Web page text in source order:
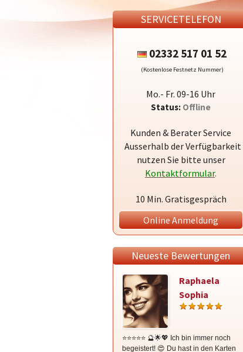
SERVICETELEFON
02332 517 01 52
(Kostenlose Festnetz Nummer)
Mo.- Fr. 09-16 Uhr
Status: Offline
Kunden & Berater Service
Ausserhalb der Verfügbarkeit
nutzen Sie bitte unser
Kontaktformular.
10 Min. Gratisgespräch
Online Anmeldung
Neueste Bewertungen
Raphaela
Sophia
⭐⭐⭐⭐⭐ 🔮🌟💖 Ich bin immer noch
begeistert! 😍 Du hast in den Karten